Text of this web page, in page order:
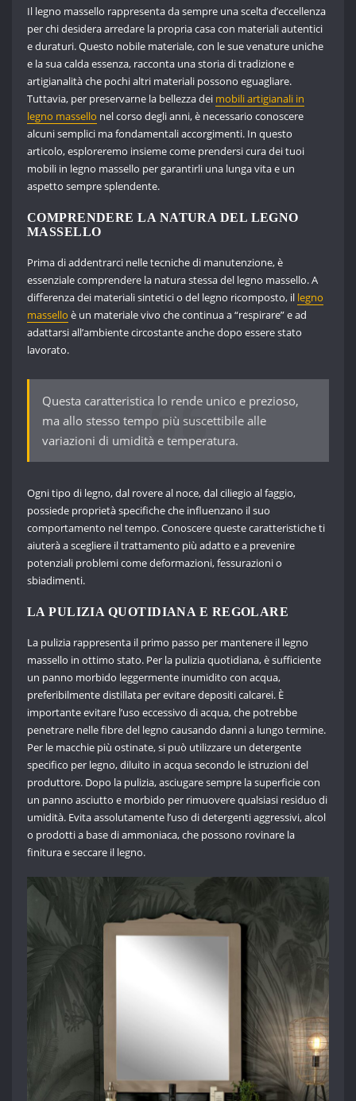
Il legno massello rappresenta da sempre una scelta d’eccellenza
per chi desidera arredare la propria casa con materiali autentici
e duraturi. Questo nobile materiale, con le sue venature uniche
e la sua calda essenza, racconta una storia di tradizione e
artigianalità che pochi altri materiali possono eguagliare.
Tuttavia, per preservarne la bellezza dei mobili artigianali in
legno massello nel corso degli anni, è necessario conoscere
alcuni semplici ma fondamentali accorgimenti. In questo
articolo, esploreremo insieme come prendersi cura dei tuoi
mobili in legno massello per garantirli una lunga vita e un
aspetto sempre splendente.
COMPRENDERE LA NATURA DEL LEGNO
MASSELLO
Prima di addentrarci nelle tecniche di manutenzione, è
essenziale comprendere la natura stessa del legno massello. A
differenza dei materiali sintetici o del legno ricomposto, il legno
massello è un materiale vivo che continua a “respirare” e ad
adattarsi all’ambiente circostante anche dopo essere stato
lavorato.
Questa caratteristica lo rende unico e prezioso,
ma allo stesso tempo più suscettibile alle
variazioni di umidità e temperatura.
Ogni tipo di legno, dal rovere al noce, dal ciliegio al faggio,
possiede proprietà specifiche che influenzano il suo
comportamento nel tempo. Conoscere queste caratteristiche ti
aiuterà a scegliere il trattamento più adatto e a prevenire
potenziali problemi come deformazioni, fessurazioni o
sbiadimenti.
LA PULIZIA QUOTIDIANA E REGOLARE
La pulizia rappresenta il primo passo per mantenere il legno
massello in ottimo stato. Per la pulizia quotidiana, è sufficiente
un panno morbido leggermente inumidito con acqua,
preferibilmente distillata per evitare depositi calcarei. È
importante evitare l’uso eccessivo di acqua, che potrebbe
penetrare nelle fibre del legno causando danni a lungo termine.
Per le macchie più ostinate, si può utilizzare un detergente
specifico per legno, diluito in acqua secondo le istruzioni del
produttore. Dopo la pulizia, asciugare sempre la superficie con
un panno asciutto e morbido per rimuovere qualsiasi residuo di
umidità. Evita assolutamente l’uso di detergenti aggressivi, alcol
o prodotti a base di ammoniaca, che possono rovinare la
finitura e seccare il legno.